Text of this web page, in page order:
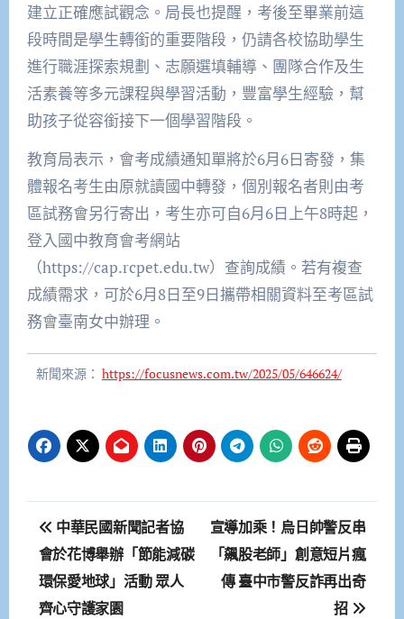
建立正確應試觀念。局長也提醒，考後至畢業前這
段時間是學生轉銜的重要階段，仍請各校協助學生
進行職涯探索規劃、志願選填輔導、團隊合作及生
活素養等多元課程與學習活動，豐富學生經驗，幫
助孩子從容銜接下一個學習階段。
教育局表示，會考成績通知單將於6月6日寄發，集
體報名考生由原就讀國中轉發，個別報名者則由考
區試務會另行寄出，考生亦可自6月6日上午8時起，
登入國中教育會考網站
（https://cap.rcpet.edu.tw）查詢成績。若有複查
成績需求，可於6月8日至9日攜帶相關資料至考區試
務會臺南女中辦理。
新聞來源： https://focusnews.com.tw/2025/05/646624/
文
章
導
中華民國新聞記者協
會於花博舉辦「節能減碳
環保愛地球」活動 眾人
齊心守護家園
宣導加乘！烏日帥警反串
「飆股老師」創意短片瘋
傳 臺中市警反詐再出奇
招